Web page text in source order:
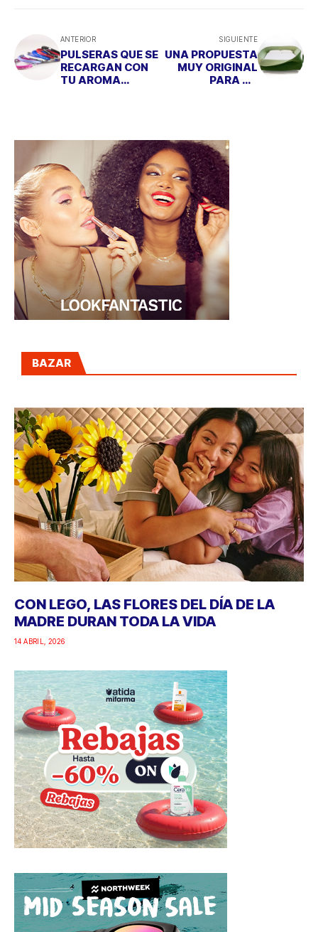
ANTERIOR
PULSERAS QUE SE
RECARGAN CON
TU AROMA
SIGUIENTE
UNA PROPUESTA
MUY ORIGINAL
PARA UN
BAZAR
CON LEGO, LAS FLORES DEL DÍA DE LA
MADRE DURAN TODA LA VIDA
14 ABRIL, 2026